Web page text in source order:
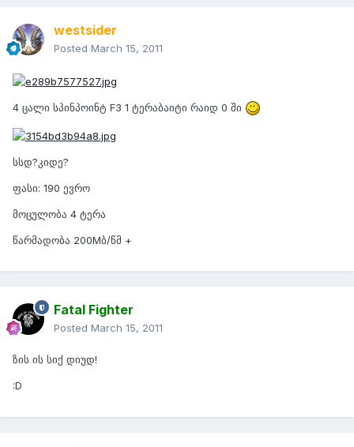
westsider
Posted March 15, 2011
4 ცალი სპინპოინტ F3 1 ტერაბაიტი რაიდ 0 ში
სსდ?კიდე?
ფასი: 190 ევრო
მოცულობა 4 ტერა
წარმადობა 200Mბ/წმ +
Fatal Fighter
Posted March 15, 2011
ზის ის სიქ დიუდ!
:D